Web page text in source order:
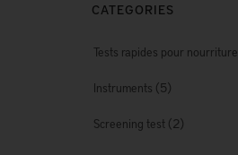
CATEGORIES
Tests rapides pour nourriture
Instruments (5)
Screening test (2)